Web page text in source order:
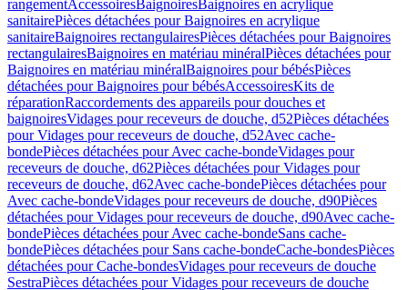
rangementAccessoiresBaignoiresBaignoires en acrylique
sanitairePièces détachées pour Baignoires en acrylique
sanitaireBaignoires rectangulairesPièces détachées pour Baignoires
rectangulairesBaignoires en matériau minéralPièces détachées pour
Baignoires en matériau minéralBaignoires pour bébésPièces
détachées pour Baignoires pour bébésAccessoiresKits de
réparationRaccordements des appareils pour douches et
baignoiresVidages pour receveurs de douche, d52Pièces détachées
pour Vidages pour receveurs de douche, d52Avec cache-
bondePièces détachées pour Avec cache-bondeVidages pour
receveurs de douche, d62Pièces détachées pour Vidages pour
receveurs de douche, d62Avec cache-bondePièces détachées pour
Avec cache-bondeVidages pour receveurs de douche, d90Pièces
détachées pour Vidages pour receveurs de douche, d90Avec cache-
bondePièces détachées pour Avec cache-bondeSans cache-
bondePièces détachées pour Sans cache-bondeCache-bondesPièces
détachées pour Cache-bondesVidages pour receveurs de douche
SestraPièces détachées pour Vidages pour receveurs de douche